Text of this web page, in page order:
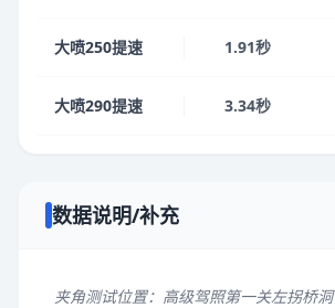
大喷250提速 1.91秒
大喷290提速 3.34秒
数据说明/补充
夹角测试位置：高级驾照第一关左拐桥